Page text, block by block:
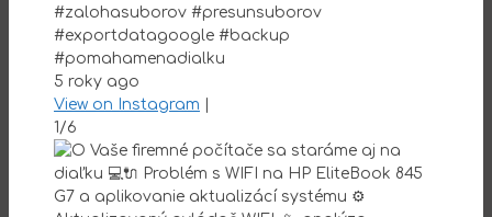
#zalohasuborov #presunsuborov
#exportdatagoogle #backup
#pomahamenadialku
5 roky ago
View on Instagram
1/6